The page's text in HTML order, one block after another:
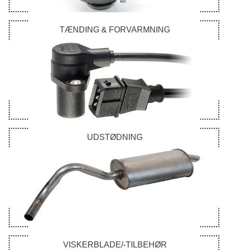
TÆNDING & FORVARMNING
UDSTØDNING
VISKERBLADE/-TILBEHØR